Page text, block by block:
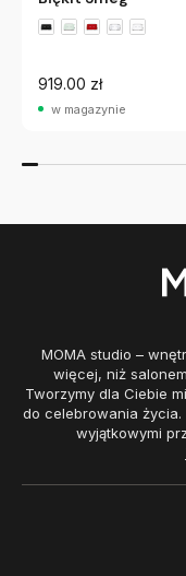
919.00 zł
w magazynie
MOMA studio –
więcej, niż
Tworzymy dla Ciebie
do celebrowania życia.
wyjątkowymi